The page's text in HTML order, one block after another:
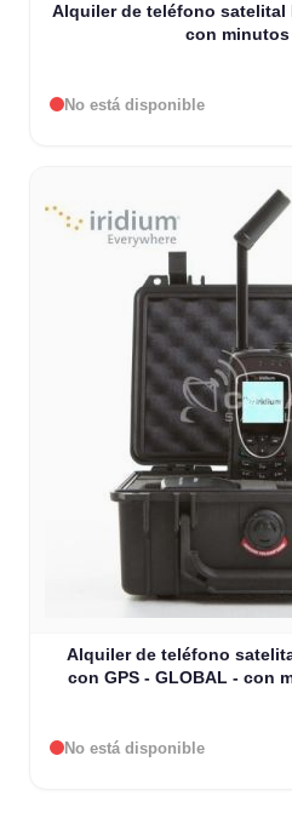
Alquiler de teléfono satelital
con minutos
No está disponible
Alquiler de teléfono
con GPS - GLOBAL - con
No está disponible